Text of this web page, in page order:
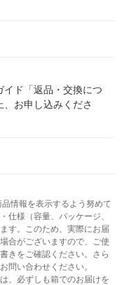
イド「返品・交換につ
お申し込みくださ
情報を表示するよう努めて
仕様（容量、パッケージ、
す。このため、実際にお届
合がございますので、ご使
きをご確認ください。さら
問い合わせください。
、必ずしも箱でのお届けを